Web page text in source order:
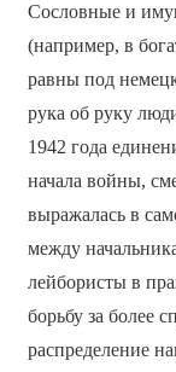
Сословные и
(например, в
равны под
рука об руку
1942 года
начала войны,
выражалась в
между
лейбористы в
борьбу за более
распределение